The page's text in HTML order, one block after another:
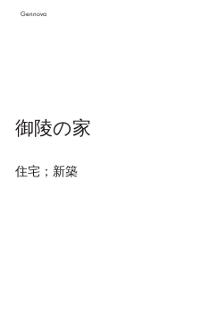
Gennova
御陵の家
住宅；新築